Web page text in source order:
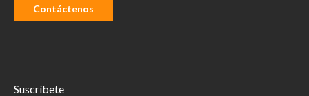
Contáctenos
Suscríbete